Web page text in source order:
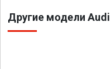
Другие модели Audi